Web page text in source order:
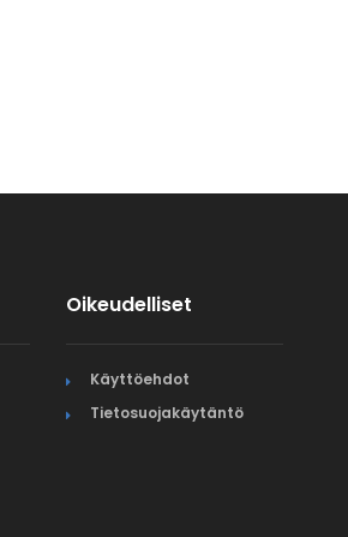
Oikeudelliset
Käyttöehdot
Tietosuojakäytäntö